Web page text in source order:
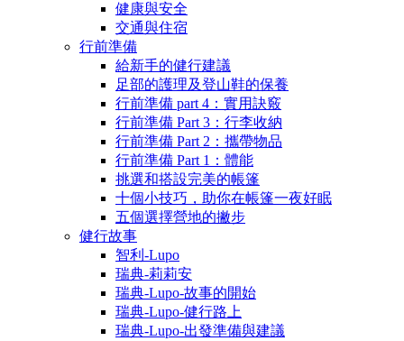
健康與安全
交通與住宿
行前準備
給新手的健行建議
足部的護理及登山鞋的保養
行前準備 part 4：實用訣竅
行前準備 Part 3：行李收納
行前準備 Part 2：攜帶物品
行前準備 Part 1：體能
挑選和搭設完美的帳篷
十個小技巧，助你在帳篷一夜好眠
五個選擇營地的撇步
健行故事
智利-Lupo
瑞典-莉莉安
瑞典-Lupo-故事的開始
瑞典-Lupo-健行路上
瑞典-Lupo-出發準備與建議